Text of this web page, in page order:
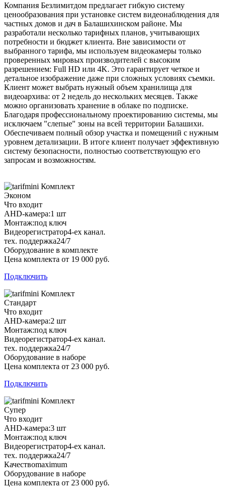
Компания Безлимитдом предлагает гибкую систему
ценообразования при установке систем видеонаблюдения для
частных домов и дач в Балашихинском районе. Мы
разработали несколько тарифных планов, учитывающих
потребности и бюджет клиента. Вне зависимости от
выбранного тарифа, мы используем видеокамеры только
проверенных мировых производителей с высоким
разрешением: Full HD или 4K. Это гарантирует четкое и
детальное изображение даже при сложных условиях съемки.
Клиент может выбрать нужный объем хранилища для
видеоархива: от 2 недель до нескольких месяцев. Также
можно организовать хранение в облаке по подписке.
Благодаря профессиональному проектированию системы, мы
исключаем "слепые" зоны на всей территории Балашихи.
Обеспечиваем полный обзор участка и помещений с нужным
уровнем детализации. В итоге клиент получает эффективную
систему безопасности, полностью соответствующую его
запросам и возможностям.
Комплект
Эконом
Что входит
AHD-камера:1 шт
Монтаж:под ключ
Видеорегистратор4-ех канал.
тех. поддержка24/7
Оборудование в комплекте
Цена комплекта от 19 000 руб.
Подключить
Комплект
Стандарт
Что входит
AHD-камера:2 шт
Монтаж:под ключ
Видеорегистратор4-ех канал.
тех. поддержка24/7
Оборудование в наборе
Цена комплекта от 23 000 руб.
Подключить
Комплект
Супер
Что входит
AHD-камера:3 шт
Монтаж:под ключ
Видеорегистратор4-ех канал.
тех. поддержка24/7
Качествоmaximum
Оборудование в наборе
Цена комплекта от 23 000 руб.